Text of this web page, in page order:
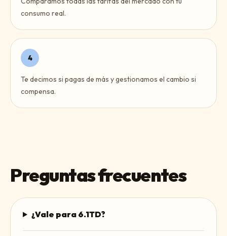
consumo real.
4
Te decimos si pagas de más y gestionamos el cambio si
compensa.
Preguntas frecuentes
¿Vale para 6.1TD?